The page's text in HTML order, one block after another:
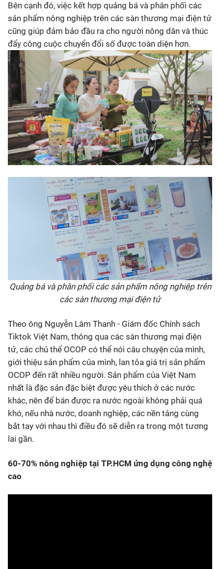
Bên cạnh đó, việc kết hợp quảng bá và phân phối các
sản phẩm nông nghiệp trên các sàn thương mại điện tử
cũng giúp đảm bảo đầu ra cho người nông dân và thúc
đẩy công cuộc chuyển đổi số được toàn diện hơn.
Quảng bá và phân phối các sản phẩm nông nghiệp trên
các sàn thương mại điện tử
Theo ông Nguyễn Lâm Thanh - Giám đốc Chính sách
Tiktok Việt Nam, thông qua các sàn thương mại điện
tử, các chủ thể OCOP có thể nói câu chuyện của mình,
giới thiệu sản phẩm của mình, lan tỏa giá trị sản phẩm
OCOP đến rất nhiều người. Sản phẩm của Việt Nam
nhất là đặc sản đặc biệt được yêu thích ở các nước
khác, nên để bán được ra nước ngoài không phải quá
khó, nếu nhà nước, doanh nghiệp, các nền tảng cùng
bắt tay với nhau thì điều đó sẽ diễn ra trong một tương
lai gần.
60-70% nông nghiệp tại TP.HCM ứng dụng công nghệ
cao